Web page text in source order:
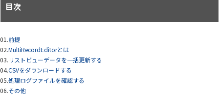
目次
01.前提
02.MultiRecordEditorとは
03. リストビューデータを一括更新する
04.CSVをダウンロードする
05.処理ログファイルを確認する
06.その他